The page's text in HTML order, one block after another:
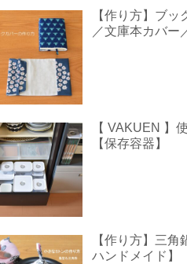
【作り方】ブ
／文庫本カバー
【 VAKUEN 】
【保存容器】
【作り方】三
ハンドメイド】